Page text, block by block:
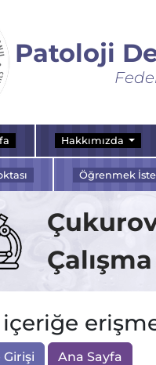
Patoloji
Hakkımızda
Öğrenmek
Girişi Ana Sayfa